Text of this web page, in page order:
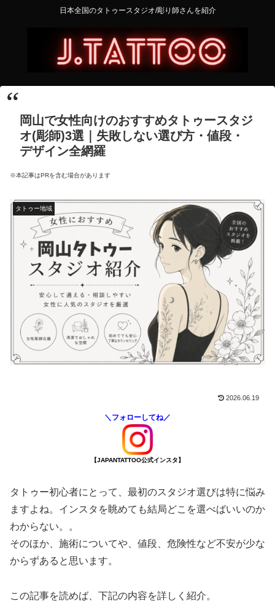
日本全国のタトゥースタジオ/彫り師さんを紹介
岡山で女性向けのおすすめタトゥースタジ
オ(彫師)3選｜失敗しない選び方・値段・
デザイン全網羅
※本記事はPRを含む場合があります
タトゥー地域
2026.06.19
＼フォローしてね／
【JAPANTATTOO公式インスタ】
タトゥー初心者にとって、最初のスタジオ選びは特に悩み
ますよね。インスタを眺めても結局どこを選べばいいのか
わからない。。
そのほか、施術についてや、値段、危険性など不安が少な
からずあると思います。
この記事を読めば、下記の内容を詳しく紹介。